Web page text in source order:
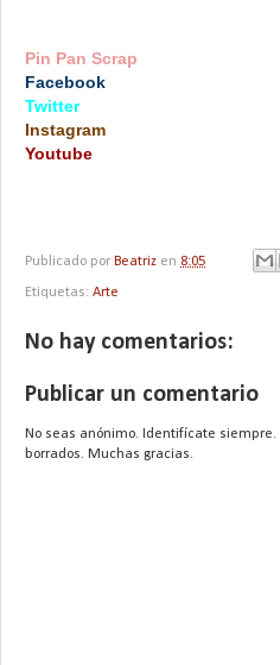
Pin Pan Scrap
Facebook
Twitter
Instagram
Youtube
Publicado por Beatriz en 8:05
Etiquetas: Arte
No hay comentarios:
Publicar un comentario
No seas anónimo. Identifícate
borrados. Muchas gracias.